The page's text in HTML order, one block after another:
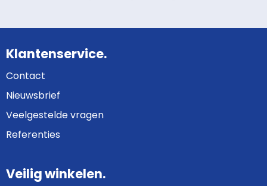
Klantenservice.
Contact
Nieuwsbrief
Veelgestelde vragen
Referenties
Veilig winkelen.